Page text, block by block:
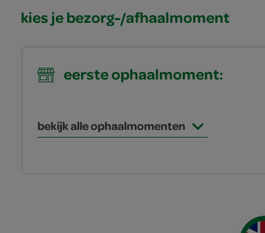
kies je bezorg-/afhaalmoment
eerste ophaalmoment:
bekijk alle ophaalmomenten